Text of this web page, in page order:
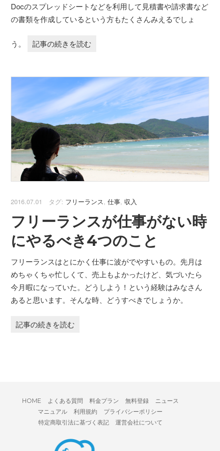
Docのスプレッドシートなどを利用して見積書や請求書など
の書類を作成しているという方もたくさんみえるでしょ
う。 記事の続きを読む
2016.07.01 タグ: フリーランス,仕事, 収入
フリーランスが仕事がない時
にやるべき4つのこと
フリーランスはとにかく仕事に波がでやすいもの。先月は
めちゃくちゃ忙しくて、売上もよかったけど、気づいたら
今月暇になっていた。どうしよう！という経験はみなさん
あると思います。そんな時、どうすべきでしょうか。
記事の続きを読む
HOME よくある質問 料金プラン 無料登録
ニュース
マニュアル
利用規約
プライバシーポリシー
特定商取引法に基づく表記
運営会社について